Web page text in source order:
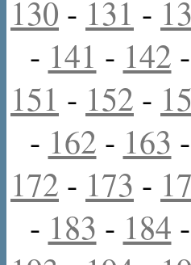
130 - 131 -
- 141 - 142 -
151 - 152 -
- 162 - 163 -
172 - 173 -
- 183 - 184 -